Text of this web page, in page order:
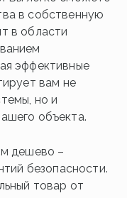
в собственную
в области
эффективные
вам не
но и
объекта.
дешево –
безопасности.
товар от